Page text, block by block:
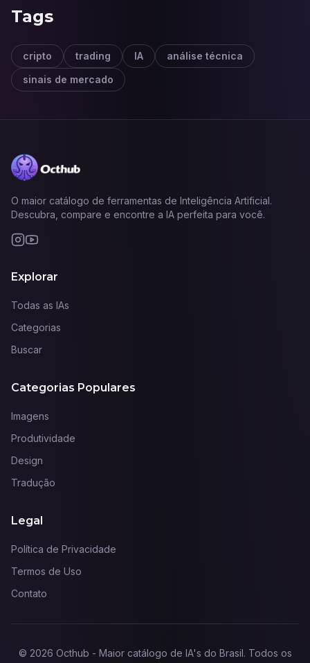
Tags
cripto trading IA
análise técnica
sinais de mercado
O maior catálogo de ferramentas de Inteligência Artificial.
Descubra, compare e encontre a IA perfeita para você.
Explorar
Todas as IAs
Categorias
Buscar
Categorias Populares
Imagens
Produtividade
Design
Tradução
Legal
Política de Privacidade
Termos de Uso
Contato
© 2026 Octhub - Maior catálogo de IA's do Brasil. Todos os